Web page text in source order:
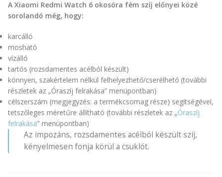
A Xiaomi Redmi Watch 6 okosóra fém szíj előnyei közé
sorolandó még, hogy:
karcálló
mosható
vízálló
tartós (rozsdamentes acélból készült)
könnyen, szakértelem nélkül felhelyezhető/cserélhető (további
részletek az „Óraszíj felrakása” menüpontban)
célszerszám (megjegyzés: a termékcsomag része) segítségével,
tetszőleges méretűre állítható (további részletek az „Óraszíj
felrakása” menüpontban)
Az impozáns, rozsdamentes acélból készült szíj,
kényelmesen fonja körül a csuklót.